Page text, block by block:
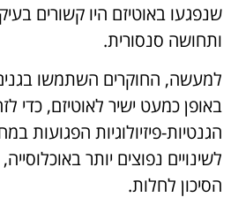
שנפגעו באוטיזם היו קשורים
ותחושה סנסורית.
למעשה, החוקרים השתמשו בגנים
באופן כמעט ישיר לאוטיזם, כדי
הגנטיות-פיזיולוגיות הפגועות
לשינויים נפוצים יותר
הסיכון לחלות.